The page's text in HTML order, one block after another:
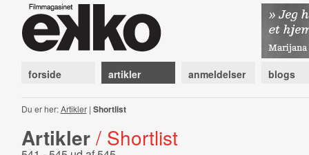
forside artikler anmeldelser blogs
Du er her:Artikler| Shortlist
Artikler / Shortlist